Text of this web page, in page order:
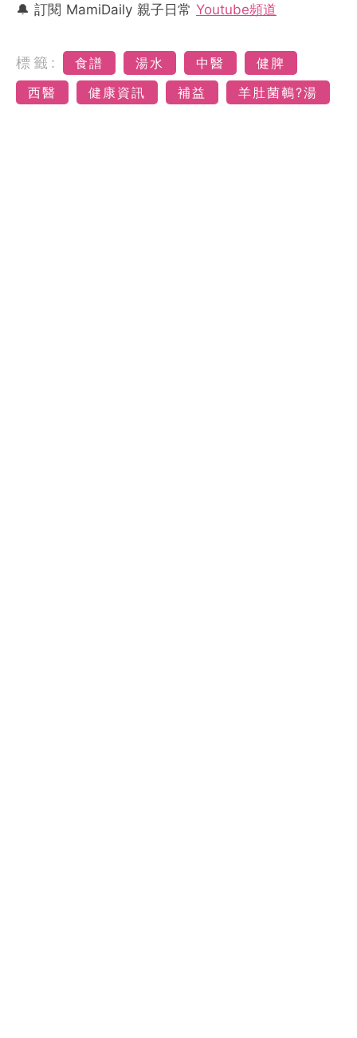
🔔 訂閱 MamiDaily 親子日常 Youtube頻道
標籤: 食譜 湯水 中醫
健脾
西醫
健康資訊 補益 羊肚菌鵪?湯